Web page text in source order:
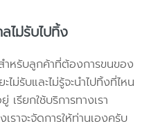
ไม่รับไปทิ้ง
หรับลูกค้าที่ต้องการขนของ
ม่รับและไม่รู้จะนำไปทิ้งที่ไหน
รียกใช้บริการทางเรา
ราจะจัดการให้ท่านเองครับ